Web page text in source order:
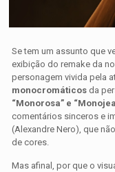
Se tem um assunto que
exibição do remake da
personagem vivida pela
monocromáticos da
“Monorosa” e
comentários sinceros e
(Alexandre Nero), que
de cores.
Mas afinal, por que o